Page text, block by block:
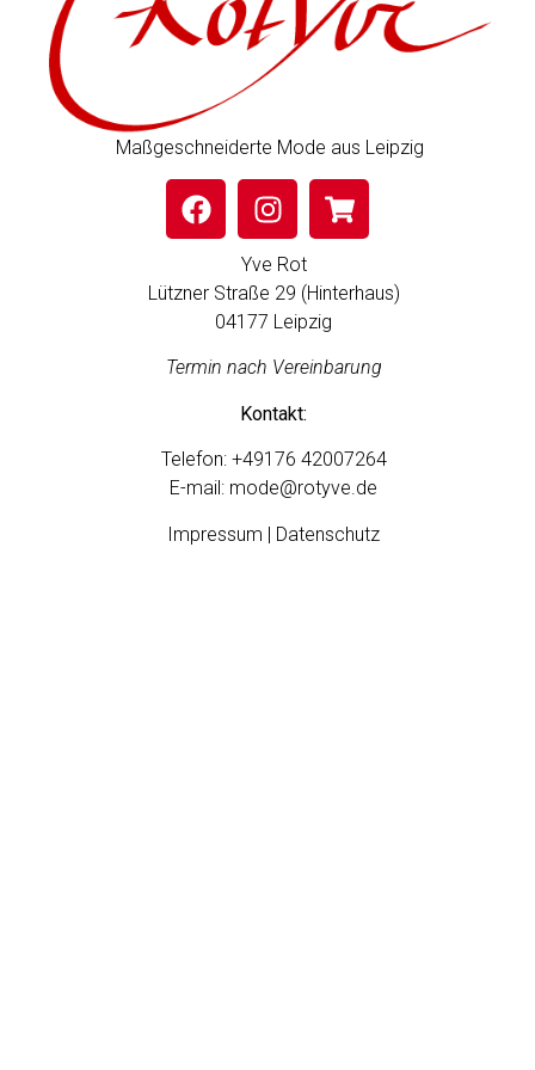
Maßgeschneiderte Mode aus Leipzig
Yve Rot
Lützner Straße 29 (Hinterhaus)
04177 Leipzig
Termin nach Vereinbarung
Kontakt:
Telefon: +49176 42007264
E-mail: mode@rotyve.de
Impressum | Datenschutz